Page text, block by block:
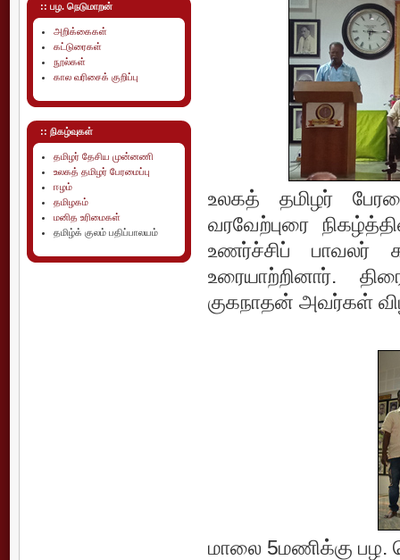
:: பழ. நெடுமாறன்
அறிக்கைகள்
கட்டுரைகள்
நூல்கள்
கால வரிசைக் குறிப்பு
:: நிகழ்வுகள்
தமிழர் தேசிய முன்னணி
உலகத் தமிழர் பேரமைப்பு
ஈழம்
தமிழகம்
மனித உரிமைகள்
தமிழ்க் குலம் பதிப்பாலயம்
உலகத் தமிழர்
வரவேற்புரை
உணர்ச்சிப் பாவலர்
உரையாற்றினார்.
குகநாதன் அவர்கள்
மாலை 5மணிக்கு பழ.